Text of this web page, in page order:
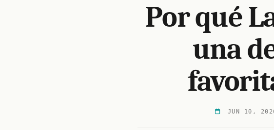
Por qué
una
JUN 10,